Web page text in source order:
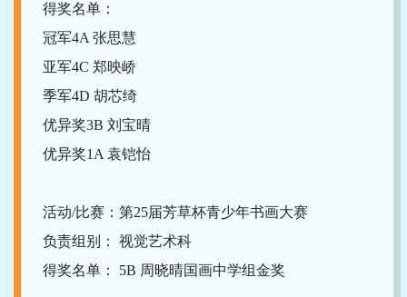
得奖名单：
冠军4A 张思慧
亚军4C 郑映峤
季军4D 胡芯绮
优异奖3B 刘宝晴
优异奖1A 袁铠怡
活动/比赛：第25届芳草杯青少年书画大赛
负责组别： 视觉艺术科
得奖名单： 5B 周晓晴国画中学组金奖